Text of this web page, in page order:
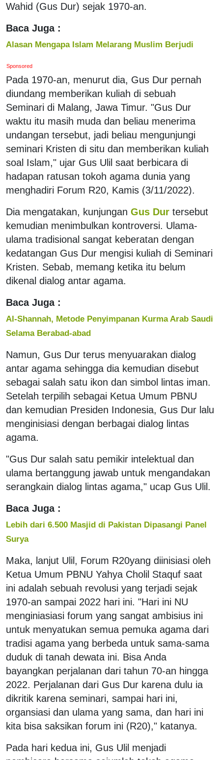
Wahid (Gus Dur) sejak 1970-an.
Baca Juga :
Alasan Mengapa Islam Melarang Muslim Berjudi
Sponsored
Pada 1970-an, menurut dia, Gus Dur pernah
diundang memberikan kuliah di sebuah
Seminari di Malang, Jawa Timur. "Gus Dur
waktu itu masih muda dan beliau menerima
undangan tersebut, jadi beliau mengunjungi
seminari Kristen di situ dan memberikan kuliah
soal Islam," ujar Gus Ulil saat berbicara di
hadapan ratusan tokoh agama dunia yang
menghadiri Forum R20, Kamis (3/11/2022).
Dia mengatakan, kunjungan Gus Dur tersebut
kemudian menimbulkan kontroversi. Ulama-
ulama tradisional sangat keberatan dengan
kedatangan Gus Dur mengisi kuliah di Seminari
Kristen. Sebab, memang ketika itu belum
dikenal dialog antar agama.
Baca Juga :
Al-Shannah, Metode Penyimpanan Kurma Arab Saudi
Selama Berabad-abad
Namun, Gus Dur terus menyuarakan dialog
antar agama sehingga dia kemudian disebut
sebagai salah satu ikon dan simbol lintas iman.
Setelah terpilih sebagai Ketua Umum PBNU
dan kemudian Presiden Indonesia, Gus Dur lalu
menginisiasi dengan berbagai dialog lintas
agama.
"Gus Dur salah satu pemikir intelektual dan
ulama bertanggung jawab untuk mengandakan
serangkain dialog lintas agama," ucap Gus Ulil.
Baca Juga :
Lebih dari 6.500 Masjid di Pakistan Dipasangi Panel
Surya
Maka, lanjut Ulil, Forum R20yang diinisiasi oleh
Ketua Umum PBNU Yahya Cholil Staquf saat
ini adalah sebuah revolusi yang terjadi sejak
1970-an sampai 2022 hari ini. "Hari ini NU
menginiasiasi forum yang sangat ambisius ini
untuk menyatukan semua pemuka agama dari
tradisi agama yang berbeda untuk sama-sama
duduk di tanah dewata ini. Bisa Anda
bayangkan perjalanan dari tahun 70-an hingga
2022. Perjalanan dari Gus Dur karena dulu ia
dikritik karena seminari, sampai hari ini,
organsiasi dan ulama yang sama, dan hari ini
kita bisa saksikan forum ini (R20)," katanya.
Pada hari kedua ini, Gus Ulil menjadi